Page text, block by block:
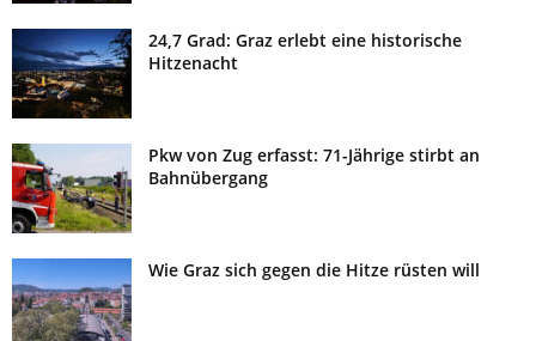
24,7 Grad: Graz erlebt eine historische
Hitzenacht
Pkw von Zug erfasst: 71-Jährige stirbt an
Bahnübergang
Wie Graz sich gegen die Hitze rüsten will